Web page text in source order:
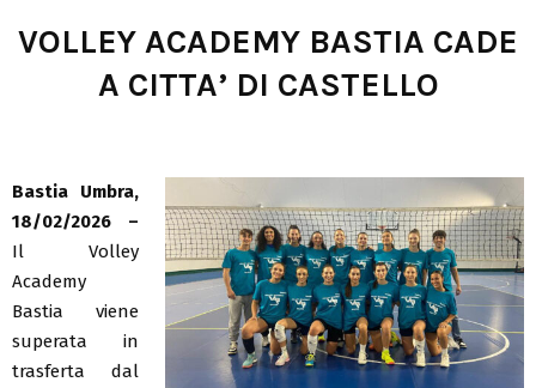
VOLLEY ACADEMY BASTIA CADE
A CITTA’ DI CASTELLO
Bastia Umbra,
18/02/2026 –
Il Volley
Academy
Bastia viene
superata in
trasferta dal